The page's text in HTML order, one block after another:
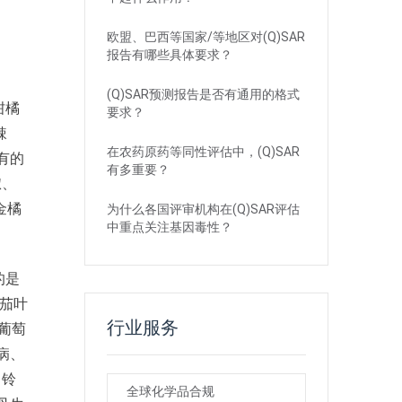
橘
的
橘
是
叶
萄
欧盟、巴西等国家/等地区对(Q)SAR
报告有哪些具体要求？
(Q)SAR预测报告是否有通用的格式
要求？
在农药原药等同性评估中，(Q)SAR
有多重要？
为什么各国评审机构在(Q)SAR评估
中重点关注基因毒性？
行业服务
全球化学品合规